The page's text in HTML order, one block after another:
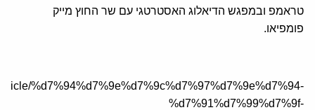
טראמפ ובמפגש הדיאלוג האסטרטגי עם שר החוץ מייק
פומפיאו.
%d7%94%d7%9e%d7%9c%d7%97%d7%9e%d7%94-
%d7%91%d7%99%d7%9f-